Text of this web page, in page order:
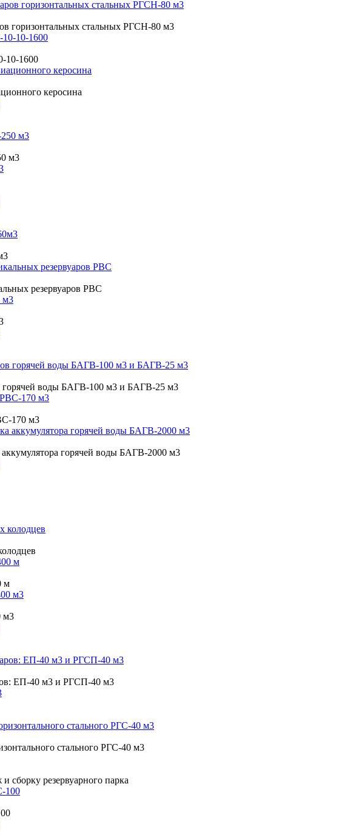
горизонтальных стальных РГСН-80 м3
10-1600
керосина
м3
резервуаров РВС
горячей воды БАГВ-100 м3 и БАГВ-25 м3
170 м3
горячей воды БАГВ-2000 м3
м
м3
ЕП-40 м3 и РГСП-40 м3
стального РГС-40 м3
сборку резервуарного парка